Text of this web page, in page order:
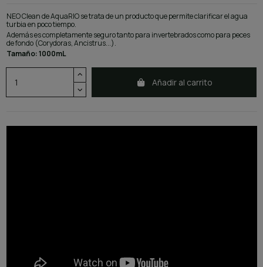
NEO Clean de AquaRIO se trata de un producto que permite clarificar el agua
turbia en poco tiempo.
Además es completamente seguro tanto para invertebrados como para peces
de fondo (Corydoras, Ancistrus...).
Tamaño: 1000mL
Añadir al carrito